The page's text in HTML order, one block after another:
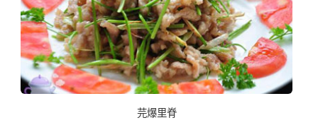
芫爆里脊